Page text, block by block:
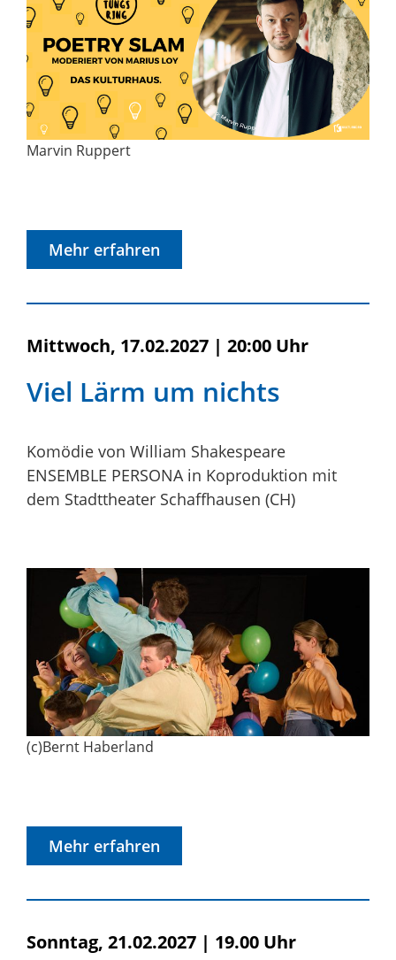
Marvin Ruppert
Mehr erfahren
Mittwoch, 17.02.2027 | 20:00 Uhr
Viel Lärm um nichts
Komödie von William Shakespeare
ENSEMBLE PERSONA in Koproduktion mit
dem Stadttheater Schaffhausen (CH)
(c)Bernt Haberland
Mehr erfahren
Sonntag, 21.02.2027 | 19.00 Uhr